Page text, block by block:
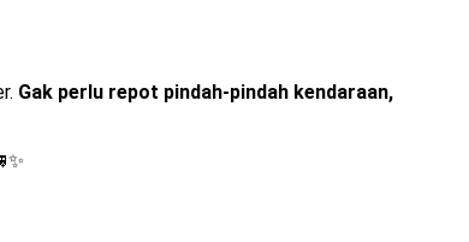
Gak perlu repot pindah-pindah kendaraan,